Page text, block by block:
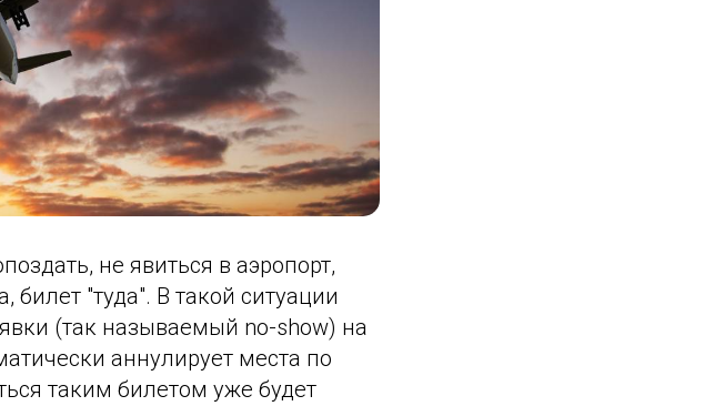
не явиться в аэропорт,
билет "туда". В такой ситуации
(так называемый no-show) на
аннулирует места по
таким билетом уже будет